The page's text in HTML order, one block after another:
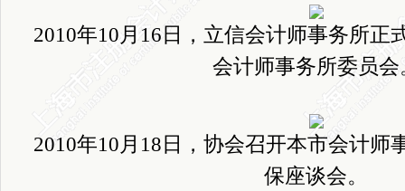
2010年10月 16日 ，立信会计师事务所正
会计师事务所委员会
2010年10月 18日 ，协会召开本市会计师
保座谈会。